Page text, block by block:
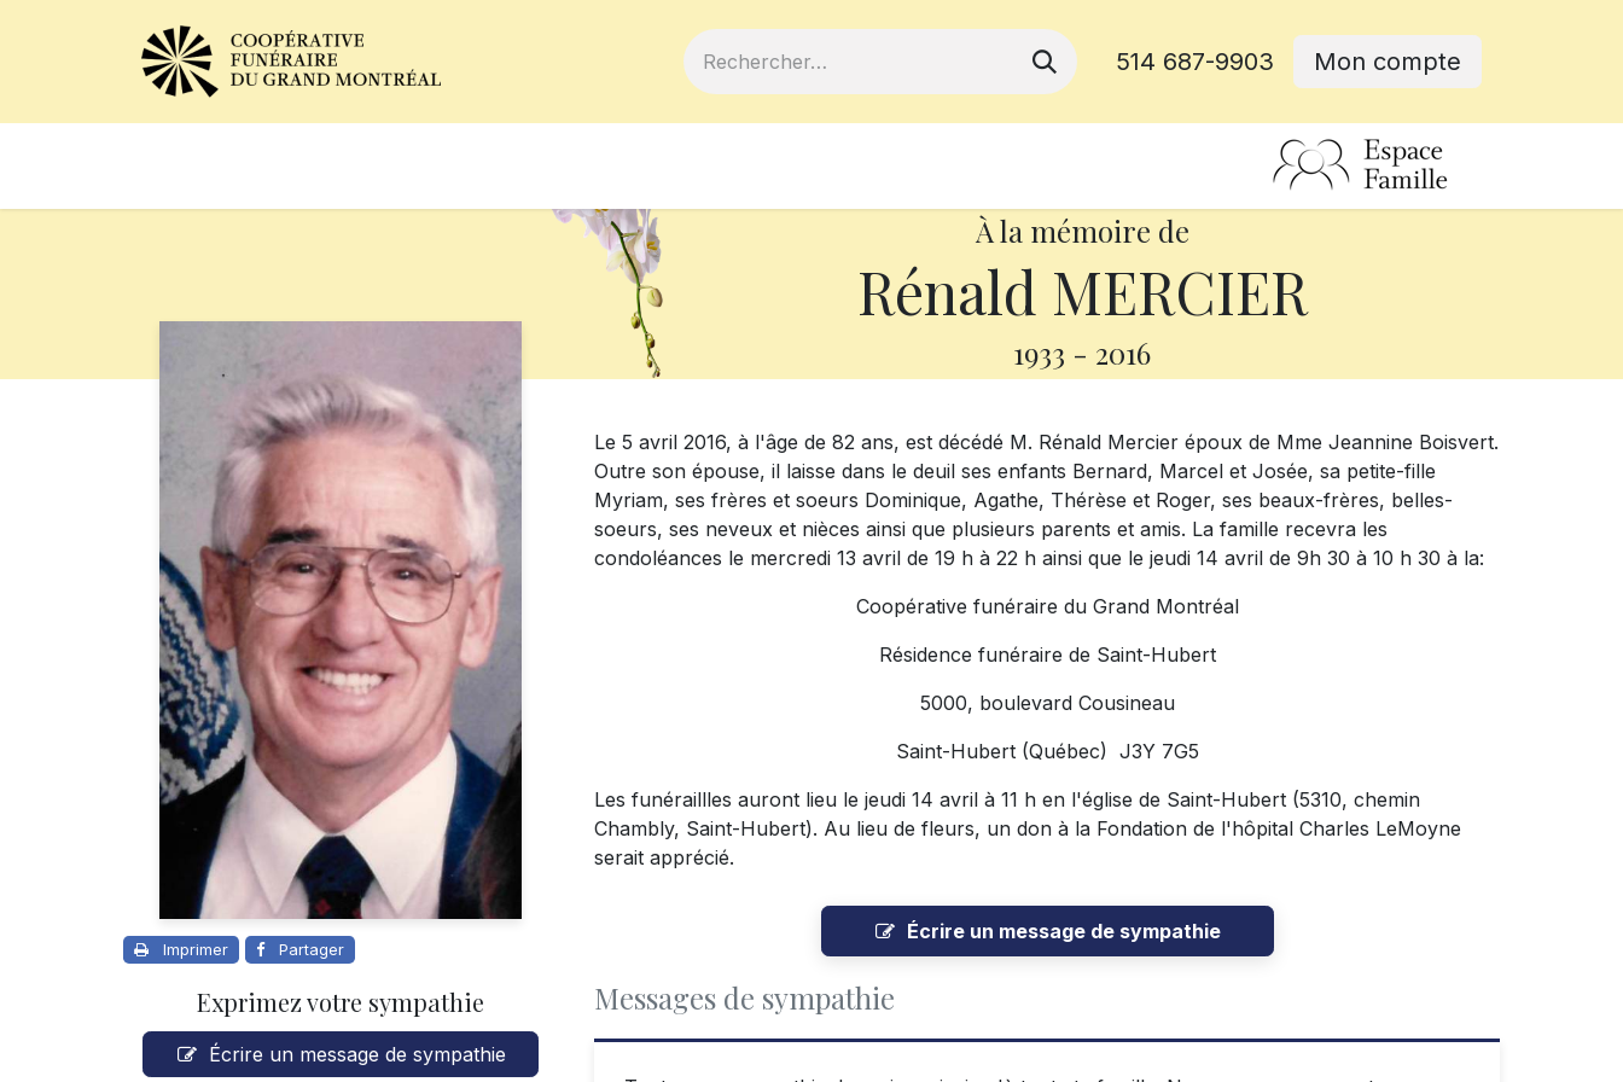
514 687-9903 Mon compte
À la mémoire de
Rénald MERCIER
1933 - 2016
Imprimer Partager
Exprimez votre sympathie
Écrire un message de sympathie
Le 5 avril 2016, à l'âge de 82 ans, est décédé M. Rénald Mercier époux de Mme Jeannine Boisvert.
Outre son épouse, il laisse dans le deuil ses enfants Bernard, Marcel et Josée, sa petite-fille
Myriam, ses frères et soeurs Dominique, Agathe, Thérèse et Roger, ses beaux-frères, belles-
soeurs, ses neveux et nièces ainsi que plusieurs parents et amis. La famille recevra les
condoléances le mercredi 13 avril de 19 h à 22 h ainsi que le jeudi 14 avril de 9h 30 à 10 h 30 à la:
Coopérative funéraire du Grand Montréal
Résidence funéraire de Saint-Hubert
5000, boulevard Cousineau
Saint-Hubert (Québec) J3Y 7G5
Les funéraillles auront lieu le jeudi 14 avril à 11 h en l'église de Saint-Hubert (5310, chemin
Chambly, Saint-Hubert). Au lieu de fleurs, un don à la Fondation de l'hôpital Charles LeMoyne
serait apprécié.
Écrire un message de sympathie
Messages de sympathie